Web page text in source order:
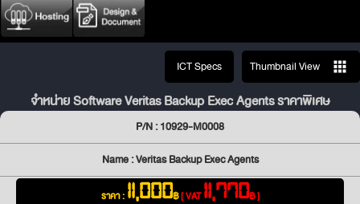
ICT Specs Thumbnail View
จำหน่าย Software Veritas Backup Exec Agents ราคาพิเศษ
P/N : 10929-M0008
Name : Veritas Backup Exec Agents
ราคา : 11,000฿[ VAT11,770฿ ]